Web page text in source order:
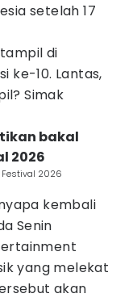
setelah 17
di
ke-10. Lantas,
Simak
bakal
2026
2026
kembali
Senin
yang melekat
akan